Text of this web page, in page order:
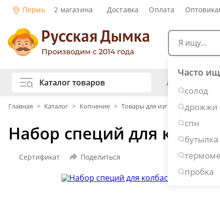
Пермь 2 магазина Доставка Оплата
Часто
солод
дрожжи
спн
бутылка
пробка
Каталог товаров
Копчение и колбасы
Консервирование
Дубовые бочки и кадки
АКЦИИ
Рецепты
Виски
Ром
Джин
Наливки и
Главная > Каталог > Копчение > Товары для изготовления
Набор специй для колбас
Сертификат Поделиться